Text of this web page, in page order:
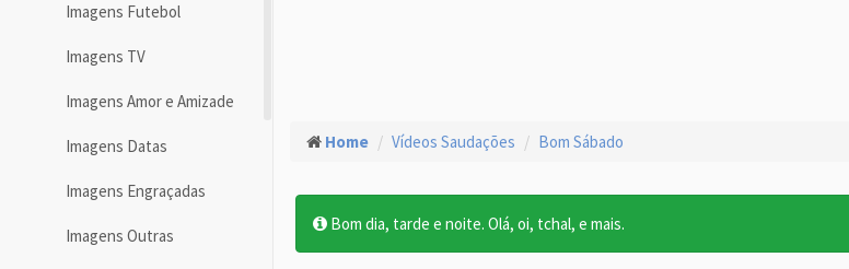
Imagens Futebol
Imagens TV
Imagens Amor e Amizade
Imagens Datas
Imagens Engraçadas
Imagens Outras
Home Vídeos Saudações Bom Sábado
Bom dia, tarde e noite. Olá, oi, tchal, e mais.